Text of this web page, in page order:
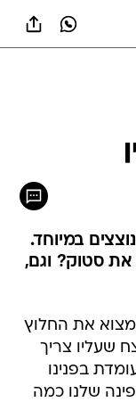
במיוחד.
את סטוק? וגם,
את החלוץ
שעליו צריך
בפנינו
שלנו כמה